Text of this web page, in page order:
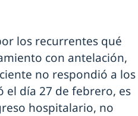
los recurrentes qué
con antelación,
no respondió a los
el día 27 de febrero, es
hospitalario, no